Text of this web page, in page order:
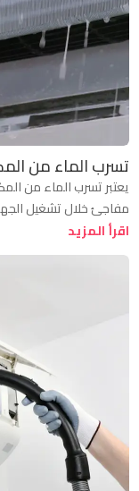
تسرب الماء من
يعتبر تسرب الماء من
مفاجئ خلال تشغيل
اقرأ المزيد